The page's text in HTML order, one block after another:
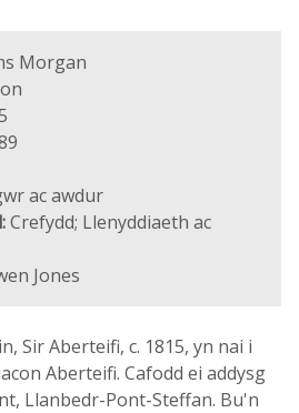
Morgan
ac awdur
Crefydd; Llenyddiaeth ac
Jones
Sir Aberteifi, c. 1815, yn nai i
Aberteifi. Cafodd ei addysg
Llanbedr-Pont-Steffan. Bu'n